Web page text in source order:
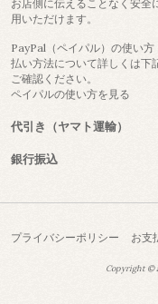
お店側に伝えることなく安全
用いただけます。
PayPal（ペイパル）の使い方
払い方法について詳しくは下
ご確認ください。
ペイパルの使い方を見る
代引き（ヤマト運輸）
銀行振込
プライバシーポリシー お支
Copyright ©